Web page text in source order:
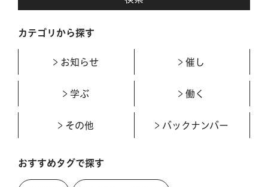
カテゴリから探す
お知らせ 催し
学ぶ 働く
その他 バックナンバー
おすすめタグで探す